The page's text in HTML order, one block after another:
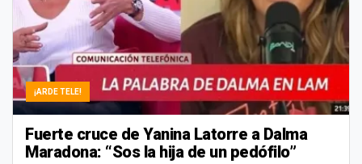
¡ARDE TELE!
Fuerte cruce de Yanina Latorre a Dalma
Maradona: “Sos la hija de un pedófilo”